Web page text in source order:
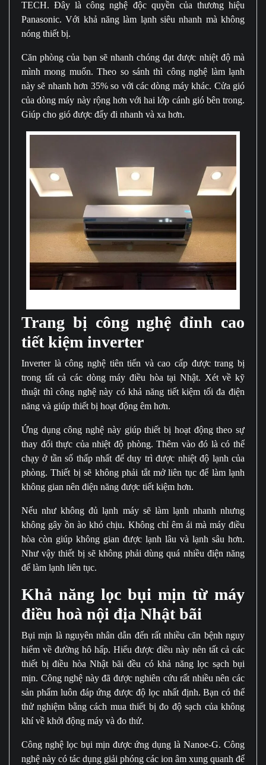
TECH. Đây là công nghệ độc quyền của thương hiệu
Panasonic. Với khả năng làm lạnh siêu nhanh mà không
nóng thiết bị.
Căn phòng của bạn sẽ nhanh chóng đạt được nhiệt độ mà
mình mong muốn. Theo so sánh thì công nghệ làm lạnh
này sẽ nhanh hơn 35% so với các dòng máy khác. Cửa gió
của dòng máy này rộng hơn với hai lớp cánh gió bên trong.
Giúp cho gió được đẩy đi nhanh và xa hơn.
Trang bị công nghệ đỉnh cao
tiết kiệm inverter
Inverter là công nghệ tiên tiến và cao cấp được trang bị
trong tất cả các dòng máy điều hòa tại Nhật. Xét về kỹ
thuật thì công nghệ này có khả năng tiết kiệm tối đa điện
năng và giúp thiết bị hoạt động êm hơn.
Ứng dụng công nghệ này giúp thiết bị hoạt động theo sự
thay đổi thực của nhiệt độ phòng. Thêm vào đó là có thể
chạy ở tần số thấp nhất để duy trì được nhiệt độ lạnh của
phòng. Thiết bị sẽ không phải tắt mở liên tục để làm lạnh
không gian nên điện năng được tiết kiệm hơn.
Nếu như không đủ lạnh máy sẽ làm lạnh nhanh nhưng
không gây ồn ào khó chịu. Không chỉ êm ái mà máy điều
hòa còn giúp không gian được lạnh lâu và lạnh sâu hơn.
Như vậy thiết bị sẽ không phải dùng quá nhiều điện năng
để làm lạnh liên tục.
Khả năng lọc bụi mịn từ máy
điều hoà nội địa Nhật bãi
Bụi mịn là nguyên nhân dẫn đến rất nhiều căn bệnh nguy
hiểm về đường hô hấp. Hiểu được điều này nên tất cả các
thiết bị điều hòa Nhật bãi đều có khả năng lọc sạch bụi
mịn. Công nghệ này đã được nghiên cứu rất nhiều nên các
sản phẩm luôn đáp ứng được độ lọc nhất định. Bạn có thể
thử nghiệm bằng cách mua thiết bị đo độ sạch của không
khí về khởi động máy và đo thử.
Công nghệ lọc bụi mịn được ứng dụng là Nanoe-G. Công
nghệ này có tác dụng giải phóng các ion âm xung quanh để